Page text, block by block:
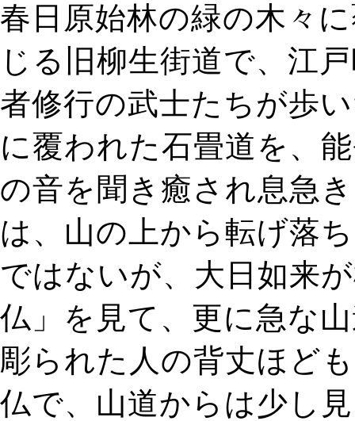
春日原始林の緑の木々
じる旧柳生街道で、江
者修行の武士たちが歩
に覆われた石畳道を、
の音を聞き癒され息急
は、山の上から転げ落
ではないが、大日如来
仏」を見て、更に急な
彫られた人の背丈ほど
仏で、山道からは少し